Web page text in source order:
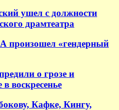
ушел с должности
драмтеатра
произошел «гендерный
о грозе и
воскресенье
Кафке, Кингу,